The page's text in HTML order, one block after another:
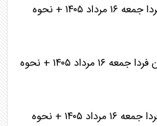
جدول قطعی برق استان تهران فردا جمعه ۱۶ مرداد ۱۴۰۵ + نحوه
جدول قطعی برق استان مازندران فردا جمعه ۱۶ مرداد ۱۴۰۵ + نحوه
جدول قطعی برق استان گیلان فردا جمعه ۱۶ مرداد ۱۴۰۵ + نحوه